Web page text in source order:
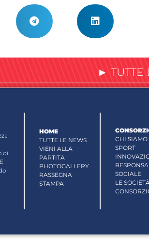
► TUTTE
di
HOME
TUTTE LE NEWS
VIENI ALLA
PARTITA
PHOTOGALLERY
RASSEGNA
STAMPA
CHI SIAMO
SPORT
SOCIALE
LE